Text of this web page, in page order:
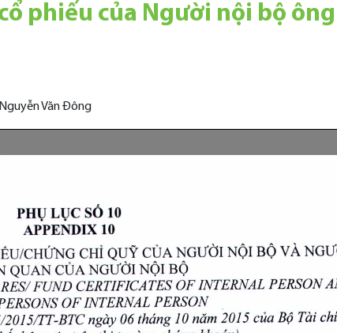
phiếu của Người nội bộ ông
Văn Đông